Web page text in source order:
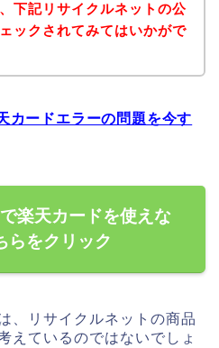
下記リサイクルネットの公
ックされてみてはいかがで
カードエラーの問題を今す
楽天カードを使えな
らをクリック
、リサイクルネットの商品
えているのではないでしょ